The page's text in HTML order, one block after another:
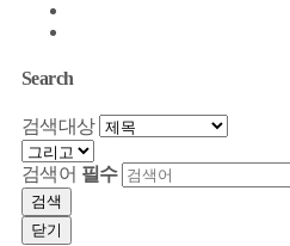
Search
검색대상
검색어 필수
검색
닫기